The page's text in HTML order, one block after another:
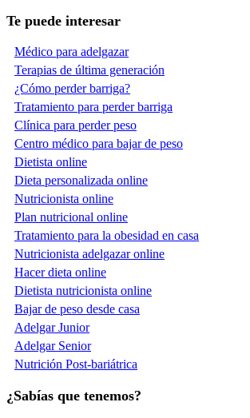
Te puede interesar
Médico para adelgazar
Terapias de última generación
¿Cómo perder barriga?
Tratamiento para perder barriga
Clínica para perder peso
Centro médico para bajar de peso
Dietista online
Dieta personalizada online
Nutricionista online
Plan nutricional online
Tratamiento para la obesidad en casa
Nutricionista adelgazar online
Hacer dieta online
Dietista nutricionista online
Bajar de peso desde casa
Adelgar Junior
Adelgar Senior
Nutrición Post-bariátrica
¿Sabías que tenemos?